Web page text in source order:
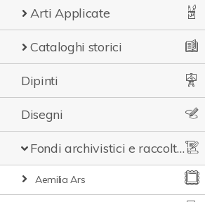
Arti Applicate
Cataloghi storici
Dipinti
Disegni
Fondi archivistici e raccolte documentarie
Aemilia Ars